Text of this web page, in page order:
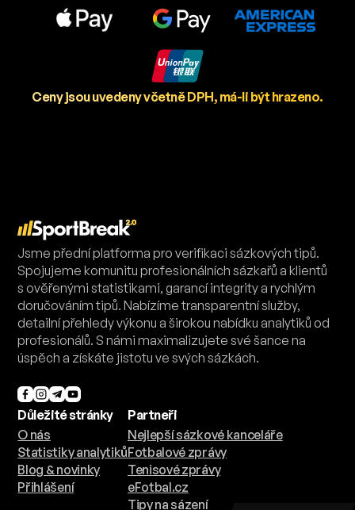
Ceny jsou uvedeny včetně DPH, má-li být hrazeno.
Jsme přední platforma pro verifikaci sázkových tipů.
Spojujeme komunitu profesionálních sázkařů a klientů
s ověřenými statistikami, garancí integrity a rychlým
doručováním tipů. Nabízíme transparentní služby,
detailní přehledy výkonu a širokou nabídku analytiků od
profesionálů. S námi maximalizujete své šance na
úspěch a získáte jistotu ve svých sázkách.
Důležité stránky
O nás
Statistiky analytiků
Blog & novinky
Přihlášení
Partneři
Nejlepší sázkové kanceláře
Fotbalové zprávy
Tenisové zprávy
eFotbal.cz
Tipy na sázení